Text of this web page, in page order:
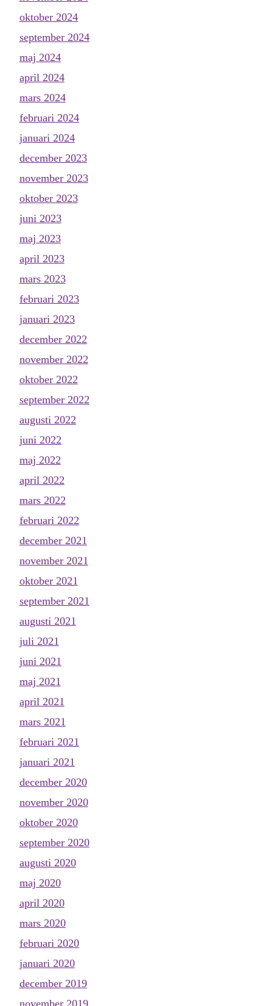
oktober 2024
september 2024
maj 2024
april 2024
mars 2024
februari 2024
januari 2024
december 2023
november 2023
oktober 2023
juni 2023
maj 2023
april 2023
mars 2023
februari 2023
januari 2023
december 2022
november 2022
oktober 2022
september 2022
augusti 2022
juni 2022
maj 2022
april 2022
mars 2022
februari 2022
december 2021
november 2021
oktober 2021
september 2021
augusti 2021
juli 2021
juni 2021
maj 2021
april 2021
mars 2021
februari 2021
januari 2021
december 2020
november 2020
oktober 2020
september 2020
augusti 2020
maj 2020
april 2020
mars 2020
februari 2020
januari 2020
december 2019
november 2019